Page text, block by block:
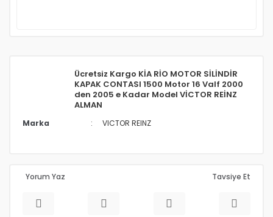
Ücretsiz Kargo KİA RİO MOTOR SİLİNDİR
KAPAK CONTASI 1500 Motor 16 Valf 2000
den 2005 e Kadar Model VİCTOR REİNZ
ALMAN
Marka VICTOR REINZ
Yorum Yaz Tavsiye Et